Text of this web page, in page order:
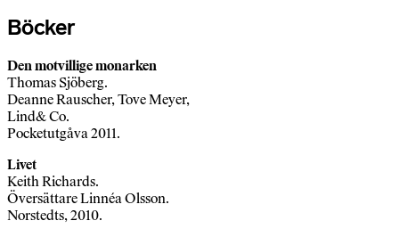
Böcker
Den motvillige monarken
Thomas Sjöberg.
Deanne Rauscher, Tove Meyer,
Lind& Co.
Pocketutgåva 2011.
Livet
Keith Richards.
Översättare Linnéa Olsson.
Norstedts, 2010.